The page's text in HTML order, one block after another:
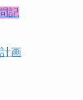
記
画